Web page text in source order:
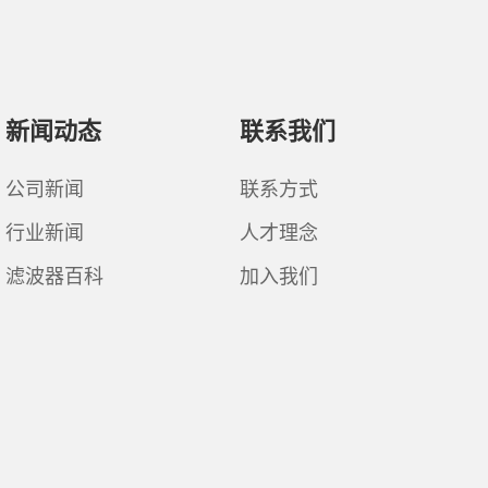
新闻动态
公司新闻
行业新闻
滤波器百科
联系我们
联系方式
人才理念
加入我们